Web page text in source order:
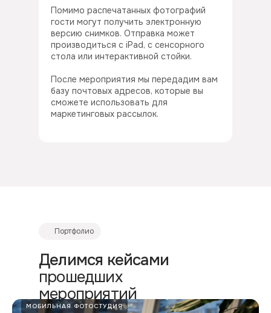
Помимо распечатанных фотографий
гости могут получить электронную
версию снимков. Отправка может
производиться с iPad, с сенсорного
стола или интерактивной стойки.
После мероприятия мы передадим вам
базу почтовых адресов, которые вы
сможете использовать для
маркетинговых рассылок.
Делимся кейсами
прошедших
мероприятий
Портфолио
МОБИЛЬНАЯ ФОТОСТУДИЯ